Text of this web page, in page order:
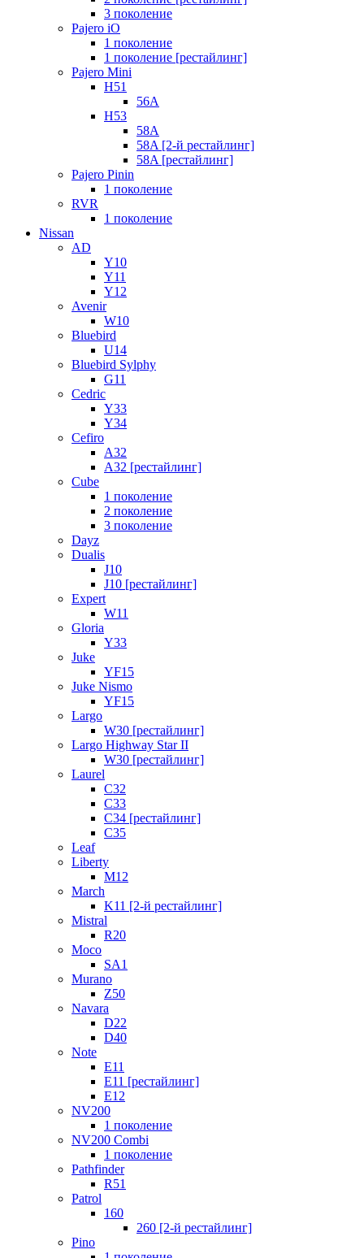
3 поколение
Pajero iO
1 поколение
1 поколение [рестайлинг]
Pajero Mini
H51
56A
H53
58A
58A [2-й рестайлинг]
58A [рестайлинг]
Pajero Pinin
1 поколение
RVR
1 поколение
Nissan
AD
Y10
Y11
Y12
Avenir
W10
Bluebird
U14
Bluebird Sylphy
G11
Cedric
Y33
Y34
Cefiro
A32
A32 [рестайлинг]
Cube
1 поколение
2 поколение
3 поколение
Dayz
Dualis
J10
J10 [рестайлинг]
Expert
W11
Gloria
Y33
Juke
YF15
Juke Nismo
YF15
Largo
W30 [рестайлинг]
Largo Highway Star II
W30 [рестайлинг]
Laurel
C32
C33
C34 [рестайлинг]
C35
Leaf
Liberty
M12
March
K11 [2-й рестайлинг]
Mistral
R20
Moco
SA1
Murano
Z50
Navara
D22
D40
Note
E11
E11 [рестайлинг]
E12
NV200
1 поколение
NV200 Combi
1 поколение
Pathfinder
R51
Patrol
160
260 [2-й рестайлинг]
Pino